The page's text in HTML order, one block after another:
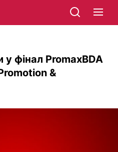
фінал PromaxBDA
&